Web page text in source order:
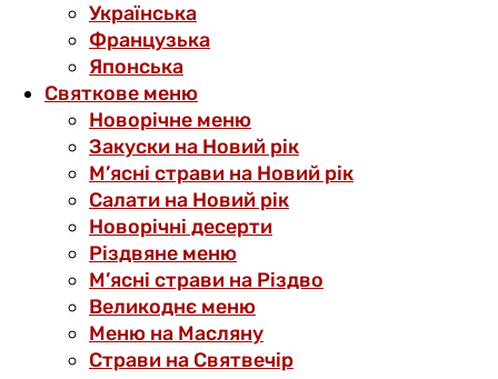
Українська
Французька
Японська
Святкове меню
Новорічне меню
Закуски на Новий рік
М’ясні страви на Новий рік
Салати на Новий рік
Новорічні десерти
Різдвяне меню
М’ясні страви на Різдво
Великоднє меню
Меню на Масляну
Страви на Святвечір